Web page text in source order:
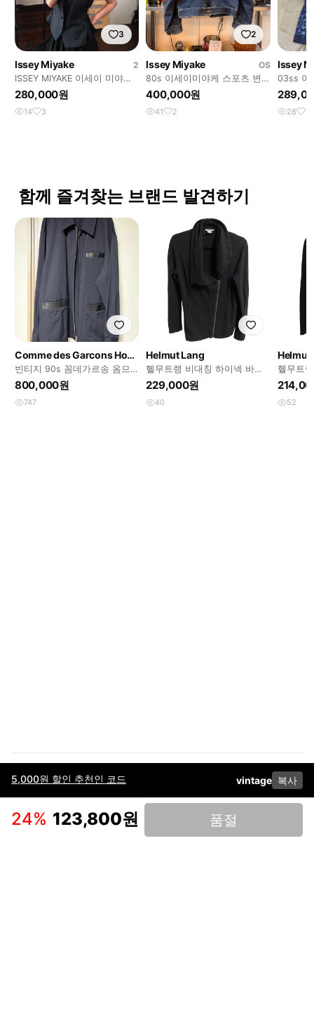
5,000원 할인 추천인 코드 vintage 복사
24% 123,800원 품절
3
Issey Miyake
2
ISSEY MIYAKE 이세이 미야케
사이드 플리츠 베스트
280,000원
14 3
2
Issey Miyake
OS
80s 이세이미야케 스포츠 변
형 플리츠 데님 재킷
400,000원
41 2
Issey
03ss 이
패턴 린
28 1
함께 즐겨찾는 브랜드 발견하기
Comme des Garcons Homme
빈티지 90s 꼼데가르송 옴므
울 레더 포켓 자켓
800,000원
747
Helmut Lang
헬무트랭 비대칭 하이넥 바이
커 자켓
229,000원
40
Helmut
헬무트
이넥 자
52
이용약관고객센터판매개인정보 처리방침사업자 정보다운로드
인스타그램